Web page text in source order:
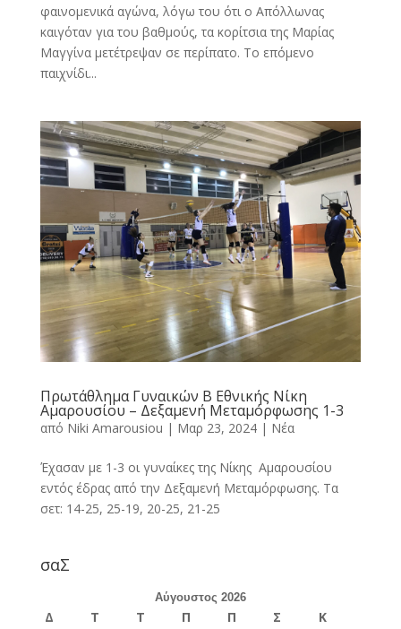
φαινομενικά αγώνα, λόγω του ότι ο Απόλλωνας
καιγόταν για του βαθμούς, τα κορίτσια της Μαρίας
Μαγγίνα μετέτρεψαν σε περίπατο. Το επόμενο
παιχνίδι...
Πρωτάθλημα Γυναικών Β Εθνικής Νίκη
Αμαρουσίου – Δεξαμενή Μεταμόρφωσης 1-3
από Niki Amarousiou | Μαρ 23, 2024| Νέα
Έχασαν με 1-3 οι γυναίκες της Νίκης Αμαρουσίου
εντός έδρας από την Δεξαμενή Μεταμόρφωσης. Τα
σετ: 14-25, 25-19, 20-25, 21-25
σαΣ
Αύγουστος 2026
Δ Τ Τ Π Π Σ Κ